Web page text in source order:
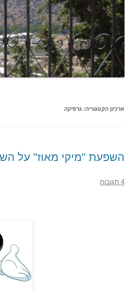
ארכיון הקטגוריה: גרפיקה
השפעת "מיקי מאוז" על
4 תגובות